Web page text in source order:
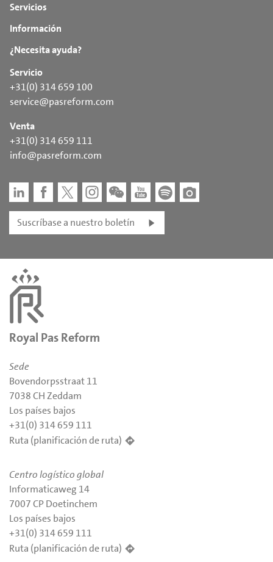
Servicios
Información
¿Necesita ayuda?
Servicio
+31(0) 314 659 100
service@pasreform.com
Venta
+31(0) 314 659 111
info@pasreform.com
Suscríbase a nuestro boletín
Royal Pas Reform
Sede
Bovendorpsstraat 11
7038 CH Zeddam
Los países bajos
+31(0) 314 659 111
Ruta (planificación de ruta)
Centro logístico global
Informaticaweg 14
7007 CP Doetinchem
Los países bajos
+31(0) 314 659 111
Ruta (planificación de ruta)